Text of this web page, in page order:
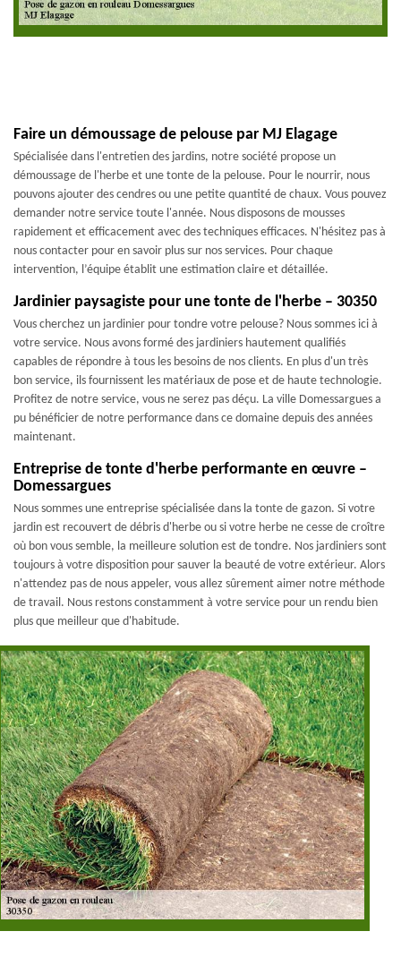
Faire un démoussage de pelouse par MJ Elagage
Spécialisée dans l'entretien des jardins, notre société propose un
démoussage de l'herbe et une tonte de la pelouse. Pour le nourrir, nous
pouvons ajouter des cendres ou une petite quantité de chaux. Vous pouvez
demander notre service toute l'année. Nous disposons de mousses
rapidement et efficacement avec des techniques efficaces. N'hésitez pas à
nous contacter pour en savoir plus sur nos services. Pour chaque
intervention, l’équipe établit une estimation claire et détaillée.
Jardinier paysagiste pour une tonte de l'herbe – 30350
Vous cherchez un jardinier pour tondre votre pelouse? Nous sommes ici à
votre service. Nous avons formé des jardiniers hautement qualifiés
capables de répondre à tous les besoins de nos clients. En plus d'un très
bon service, ils fournissent les matériaux de pose et de haute technologie.
Profitez de notre service, vous ne serez pas déçu. La ville Domessargues a
pu bénéficier de notre performance dans ce domaine depuis des années
maintenant.
Entreprise de tonte d'herbe performante en œuvre –
Domessargues
Nous sommes une entreprise spécialisée dans la tonte de gazon. Si votre
jardin est recouvert de débris d'herbe ou si votre herbe ne cesse de croître
où bon vous semble, la meilleure solution est de tondre. Nos jardiniers sont
toujours à votre disposition pour sauver la beauté de votre extérieur. Alors
n'attendez pas de nous appeler, vous allez sûrement aimer notre méthode
de travail. Nous restons constamment à votre service pour un rendu bien
plus que meilleur que d'habitude.